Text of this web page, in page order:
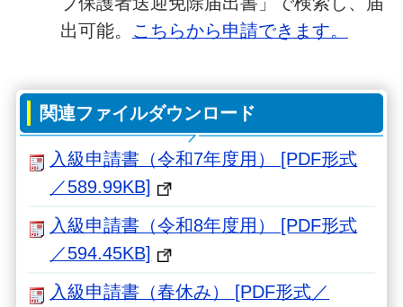
出可能。 こちらから申請できます。
関連ファイルダウンロード
入級申請書（令和7年度用） [PDF形式
／589.99KB]
入級申請書（令和8年度用） [PDF形式
／594.45KB]
入級申請書（春休み） [PDF形式／